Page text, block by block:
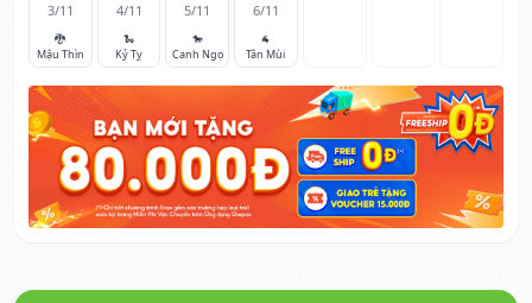
3/11
🐉
Mậu Thìn
4/11
🐍
Kỷ Tỵ
5/11
🐎
Canh Ngọ
6/11
🐐
Tân Mùi